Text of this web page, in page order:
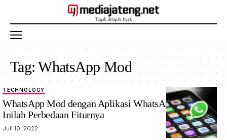
Tag:WhatsApp Mod
TECHNOLOGY
WhatsApp Mod dengan Aplikasi WhatsApp Resmi,
Inilah Perbedaan Fiturnya
Juli 10, 2022